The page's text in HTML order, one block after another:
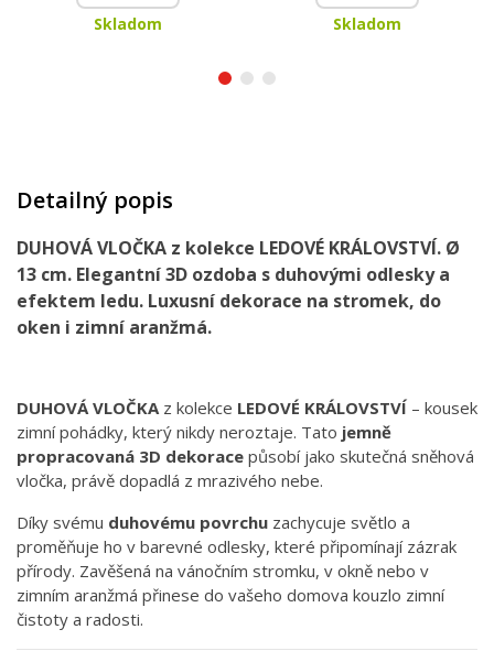
Skladom
Skladom
Detailný popis
DUHOVÁ VLOČKA z kolekce LEDOVÉ KRÁLOVSTVÍ. Ø
13 cm. Elegantní 3D ozdoba s duhovými odlesky a
efektem ledu. Luxusní dekorace na stromek, do
oken i zimní aranžmá.
DUHOVÁ VLOČKAz kolekce LEDOVÉ KRÁLOVSTVÍ – kousek
zimní pohádky, který nikdy neroztaje. Tato jemně
propracovaná 3D dekorace působí jako skutečná sněhová
vločka, právě dopadlá z mrazivého nebe.
Díky svému duhovému povrchu zachycuje světlo a
proměňuje ho v barevné odlesky, které připomínají zázrak
přírody. Zavěšená na vánočním stromku, v okně nebo v
zimním aranžmá přinese do vašeho domova kouzlo zimní
čistoty a radosti.